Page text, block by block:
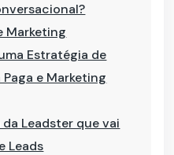
Marketing
Estratégia de
e Marketing
Leadster que vai
Leads